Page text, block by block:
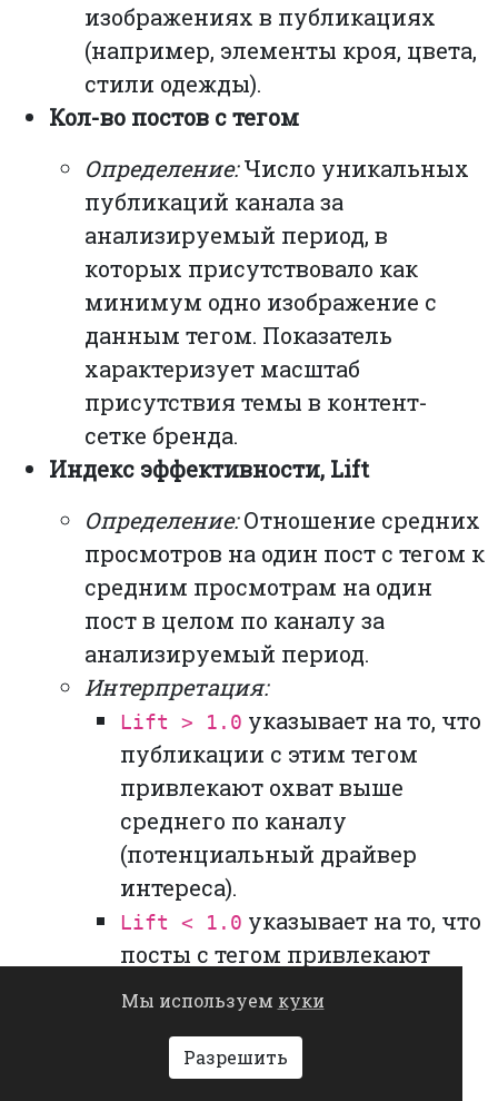
изображениях в публикациях
(например, элементы кроя, цвета,
стили одежды).
Кол-во постов с тегом
Определение:Число уникальных
публикаций канала за
анализируемый период, в
которых присутствовало как
минимум одно изображение с
данным тегом. Показатель
характеризует масштаб
присутствия темы в контент-
сетке бренда.
Индекс эффективности, Lift
Определение:Отношение средних
просмотров на один пост с тегом к
средним просмотрам на один
пост в целом по каналу за
анализируемый период.
Интерпретация:
Lift > 1.0 указывает на то, что
публикации с этим тегом
привлекают охват выше
среднего по каналу
(потенциальный драйвер
интереса).
Lift < 1.0 указывает на то, что
посты с тегом привлекают
меньше внимания, чем
ER тега, % (Engagement Rate)
Мы используем куки
Разрешить